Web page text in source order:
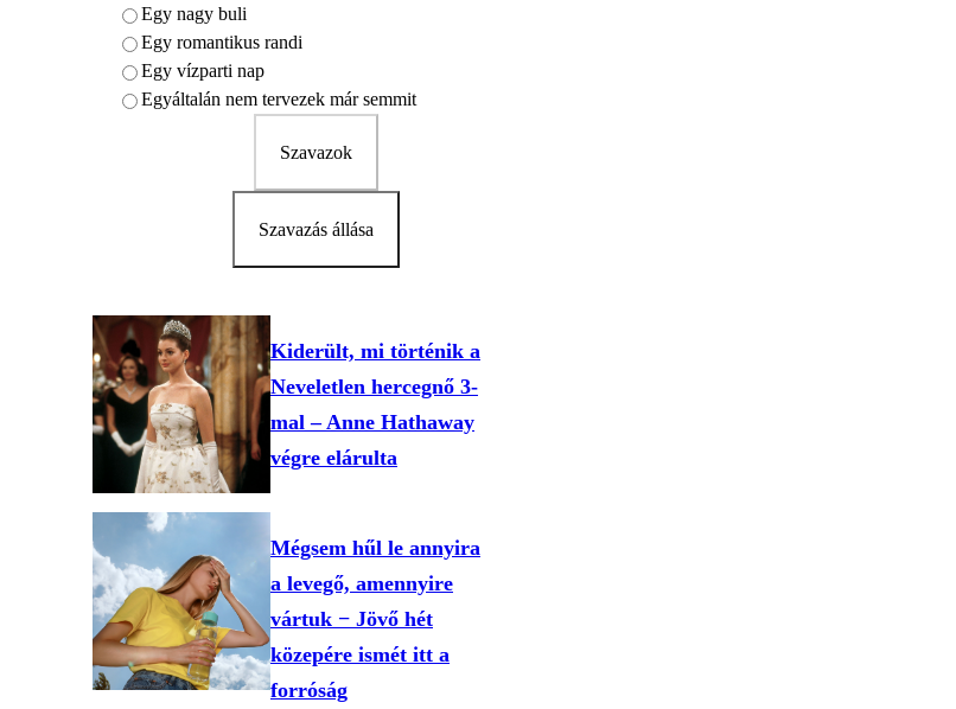
Egy nagy buli
Egy romantikus randi
Egy vízparti nap
Egyáltalán nem tervezek már semmit
Szavazok
Szavazás állása
Kiderült, mi történik a
Neveletlen hercegnő 3-
mal – Anne Hathaway
végre elárulta
Mégsem hűl le annyira
a levegő, amennyire
vártuk − Jövő hét
közepére ismét itt a
forróság